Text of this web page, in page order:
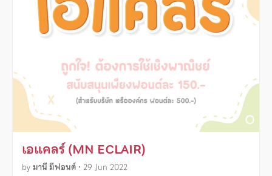
เอแคลร์ (MN ECLAIR)
byมานี มีฟอนต์ • 29 Jun 2022